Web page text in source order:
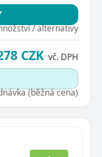
/ alternativy
CZK vč. DPH
(běžná cena)